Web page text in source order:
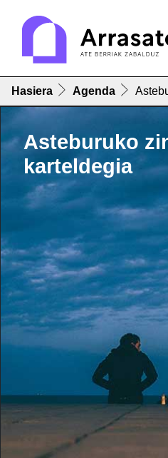
Hasiera Agenda
Asteburuko
karteldegia